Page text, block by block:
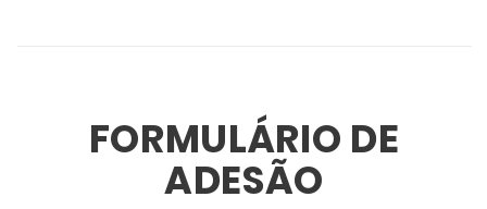
FORMULÁRIO DE
ADESÃO